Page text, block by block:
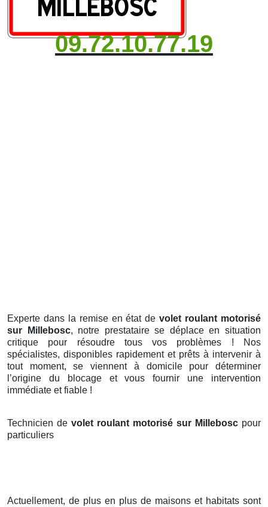
09.72.10.77.19
Experte dans la remise en état devolet roulant motorisé
sur Millebosc, notre prestataire se déplace en situation
critique pour résoudre tous vos problèmes ! Nos
spécialistes, disponibles rapidement et prêts à intervenir à
tout moment, se viennent à domicile pour déterminer
l’origine du blocage et vous fournir une intervention
immédiate et fiable !
Technicien de volet roulant motorisé sur Millebosc pour
particuliers
Actuellement, de plus en plus de maisons et habitats sont